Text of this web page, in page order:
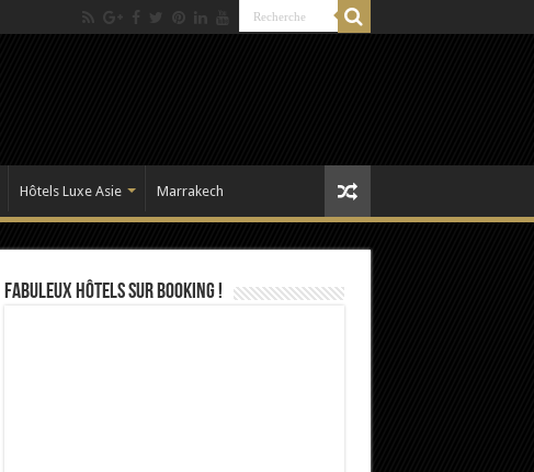
Hôtels Luxe Asie Marrakech
Fabuleux Hôtels sur Booking !